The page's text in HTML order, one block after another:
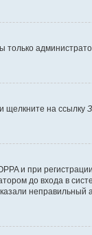
только
щелкните на ссылку
и при
до входа в